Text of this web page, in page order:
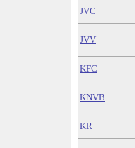
JVC
JVV
KFC
KNVB
KR